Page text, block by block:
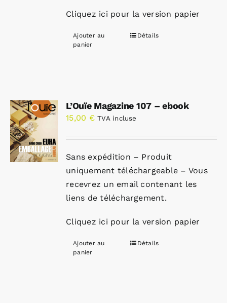
Cliquez ici pour la version papier
Ajouter au
panier
Détails
L’Ouïe Magazine 107 – ebook
15,00 € TVA incluse
Sans expédition – Produit
uniquement téléchargeable – Vous
recevrez un email contenant les
liens de téléchargement.
Cliquez ici pour la version papier
Ajouter au
panier
Détails